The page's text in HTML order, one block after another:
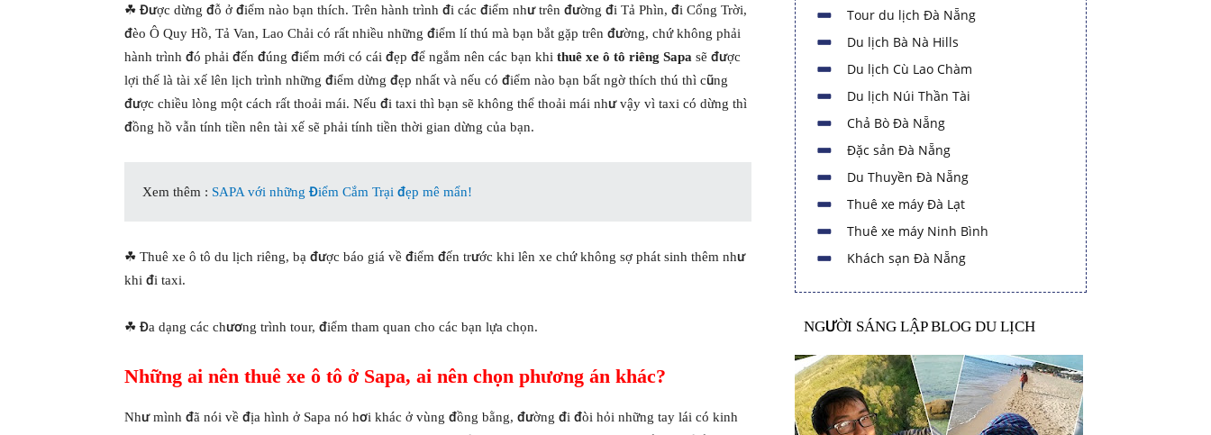
☘ Được dừng đỗ ở điểm nào bạn thích. Trên hành trình đi các điểm như trên đường đi Tả Phìn, đi Cổng Trời,
đèo Ô Quy Hồ, Tả Van, Lao Chải có rất nhiều những điểm lí thú mà bạn bắt gặp trên đường, chứ không phải
hành trình đó phải đến đúng điểm mới có cái đẹp để ngắm nên các bạn khi thuê xe ô tô riêng Sapa sẽ được
lợi thế là tài xế lên lịch trình những điểm dừng đẹp nhất và nếu có điểm nào bạn bất ngờ thích thú thì cũng
được chiều lòng một cách rất thoải mái. Nếu đi taxi thì bạn sẽ không thể thoải mái như vậy vì taxi có dừng thì
đồng hồ vẫn tính tiền nên tài xế sẽ phải tính tiền thời gian dừng của bạn.
Xem thêm : SAPA với những Điểm Cắm Trại đẹp mê mẩn!
☘ Thuê xe ô tô du lịch riêng, bạ được báo giá về điểm đến trước khi lên xe chứ không sợ phát sinh thêm như
khi đi taxi.
☘ Đa dạng các chương trình tour, điểm tham quan cho các bạn lựa chọn.
Những ai nên thuê xe ô tô ở Sapa, ai nên chọn phương án khác?
Như mình đã nói về địa hình ở Sapa nó hơi khác ở vùng đồng bằng, đường đi đòi hỏi những tay lái có kinh
Tour du lịch Đà Nẵng
Du lịch Bà Nà Hills
Du lịch Cù Lao Chàm
Du lịch Núi Thần Tài
Chả Bò Đà Nẵng
Đặc sản Đà Nẵng
Du Thuyền Đà Nẵng
Thuê xe máy Đà Lạt
Thuê xe máy Ninh Bình
Khách sạn Đà Nẵng
NGƯỜI SÁNG LẬP BLOG DU LỊCH